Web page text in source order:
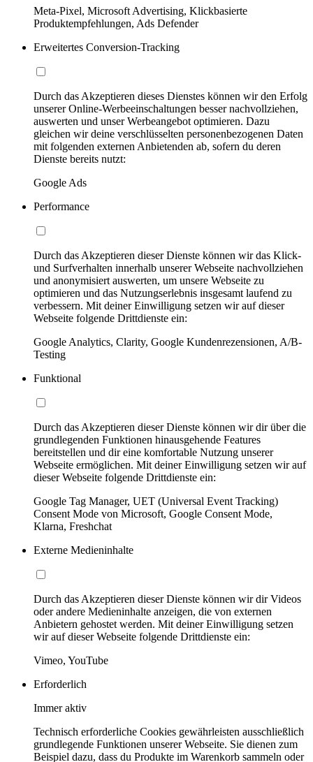
Meta-Pixel, Microsoft Advertising, Klickbasierte
Produktempfehlungen, Ads Defender
Erweitertes Conversion-Tracking
Durch das Akzeptieren dieses Dienstes können wir den Erfolg
unserer Online-Werbeeinschaltungen besser nachvollziehen,
auswerten und unser Werbeangebot optimieren. Dazu
gleichen wir deine verschlüsselten personenbezogenen Daten
mit folgenden externen Anbietenden ab, sofern du deren
Dienste bereits nutzt:
Google Ads
Performance
Durch das Akzeptieren dieser Dienste können wir das Klick-
und Surfverhalten innerhalb unserer Webseite nachvollziehen
und anonymisiert auswerten, um unsere Webseite zu
optimieren und das Nutzungserlebnis insgesamt laufend zu
verbessern. Mit deiner Einwilligung setzen wir auf dieser
Webseite folgende Drittdienste ein:
Google Analytics, Clarity, Google Kundenrezensionen, A/B-
Testing
Funktional
Durch das Akzeptieren dieser Dienste können wir dir über die
grundlegenden Funktionen hinausgehende Features
bereitstellen und dir eine komfortable Nutzung unserer
Webseite ermöglichen. Mit deiner Einwilligung setzen wir auf
dieser Webseite folgende Drittdienste ein:
Google Tag Manager, UET (Universal Event Tracking)
Consent Mode von Microsoft, Google Consent Mode,
Klarna, Freshchat
Externe Medieninhalte
Durch das Akzeptieren dieser Dienste können wir dir Videos
oder andere Medieninhalte anzeigen, die von externen
Anbietern gehostet werden. Mit deiner Einwilligung setzen
wir auf dieser Webseite folgende Drittdienste ein:
Vimeo, YouTube
Erforderlich
Immer aktiv
Technisch erforderliche Cookies gewährleisten ausschließlich
grundlegende Funktionen unserer Webseite. Sie dienen zum
Beispiel dazu, dass du Produkte im Warenkorb sammeln oder